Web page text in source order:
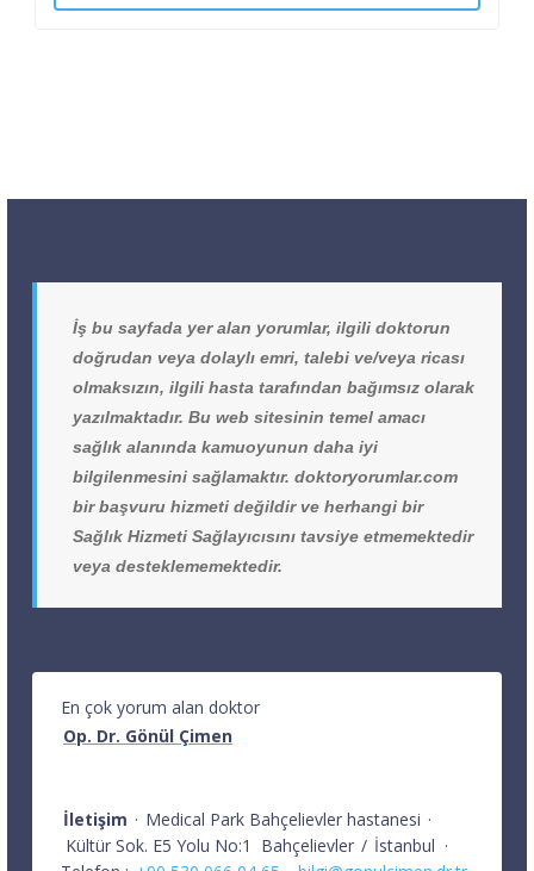
İş bu sayfada yer alan yorumlar, ilgili doktorun
doğrudan veya dolaylı emri, talebi ve/veya ricası
olmaksızın, ilgili hasta tarafından bağımsız olarak
yazılmaktadır. Bu web sitesinin temel amacı
sağlık alanında kamuoyunun daha iyi
bilgilenmesini sağlamaktır. doktoryorumlar.com
bir başvuru hizmeti değildir ve herhangi bir
Sağlık Hizmeti Sağlayıcısını tavsiye etmemektedir
veya desteklememektedir.
En çok yorum alan doktor
Op. Dr. Gönül Çimen
İletişim · Medical Park Bahçelievler hastanesi ·
Kültür Sok. E5 Yolu No:1
Bahçelievler / İstanbul ·